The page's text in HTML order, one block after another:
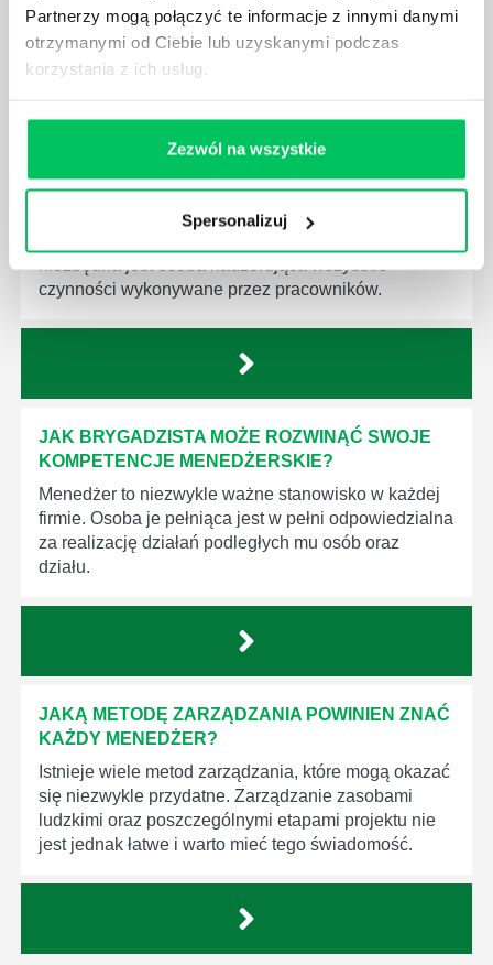
Partnerzy mogą połączyć te informacje z innymi danymi
otrzymanymi od Ciebie lub uzyskanymi podczas
korzystania z ich usług.
Zezwól na wszystkie
Spersonalizuj
kompetentnych pracowników nie będzie w stanie
sprawnie realizować swoich zadań, jeśli zabraknie w
czynności wykonywane przez pracowników.
JAK BRYGADZISTA MOŻE ROZWINĄĆ SWOJE
KOMPETENCJE MENEDŻERSKIE?
Menedżer to niezwykle ważne stanowisko w każdej
firmie. Osoba je pełniąca jest w pełni odpowiedzialna
za realizację działań podległych mu osób oraz
działu.
JAKĄ METODĘ ZARZĄDZANIA POWINIEN ZNAĆ
KAŻDY MENEDŻER?
Istnieje wiele metod zarządzania, które mogą okazać
się niezwykle przydatne. Zarządzanie zasobami
ludzkimi oraz poszczególnymi etapami projektu nie
jest jednak łatwe i warto mieć tego świadomość.